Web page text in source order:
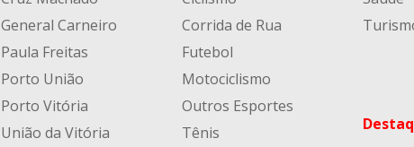
General Carneiro
Paula Freitas
Porto União
Porto Vitória
União da Vitória
Corrida de Rua
Futebol
Motociclismo
Outros Esportes
Tênis